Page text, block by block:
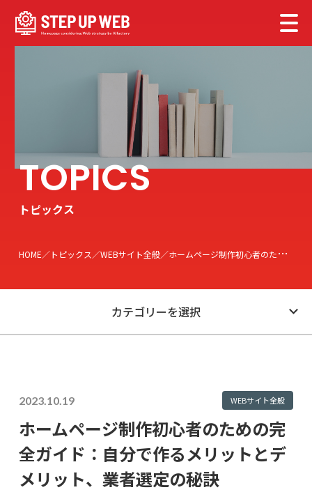
トピックス
HOME トピックス WEBサイト全般 ホームページ制作初心者のための完全ガイド：自分で作るメリットとデメリット、業者選定の秘訣
カテゴリーを選択
2023.10.19 WEBサイト全般
ホームページ制作初心者のための完
全ガイド：自分で作るメリットとデ
メリット、業者選定の秘訣